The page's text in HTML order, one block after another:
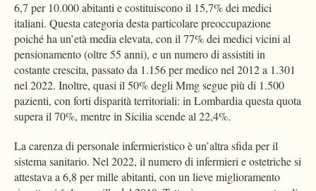
6,7 per 10.000 abitanti e costituiscono il 15,7% dei medici
italiani. Questa categoria desta particolare preoccupazione
poiché ha un’età media elevata, con il 77% dei medici vicini al
pensionamento (oltre 55 anni), e un numero di assistiti in
costante crescita, passato da 1.156 per medico nel 2012 a 1.301
nel 2022. Inoltre, quasi il 50% degli Mmg segue più di 1.500
pazienti, con forti disparità territoriali: in Lombardia questa quota
supera il 70%, mentre in Sicilia scende al 22,4%.
La carenza di personale infermieristico è un’altra sfida per il
sistema sanitario. Nel 2022, il numero di infermieri e ostetriche si
attestava a 6,8 per mille abitanti, con un lieve miglioramento